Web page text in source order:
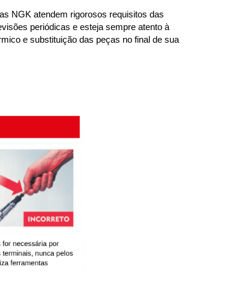
NGK atendem rigorosos requisitos das
periódicas e esteja sempre atento à
e substituição das peças no final de sua